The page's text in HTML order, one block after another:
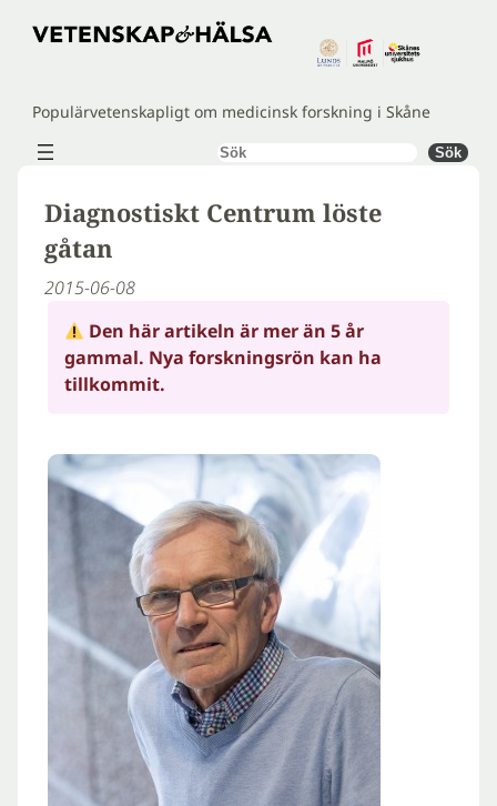
Hoppa
Populärvetenskapligt om medicinsk forskning i Skåne
Sök Sök
Diagnostiskt Centrum löste
gåtan
2015-06-08
Den här artikeln är mer än 5 år
gammal. Nya forskningsrön kan ha
tillkommit.